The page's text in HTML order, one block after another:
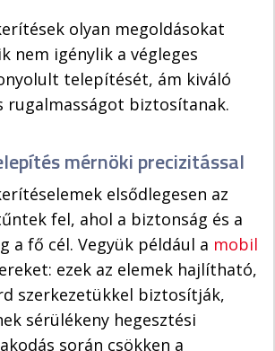
olyan megoldásokat
nem igénylik a végleges
telepítését, ám kiváló
rugalmasságot biztosítanak.
mérnöki precizitással
elsődlegesen az
fel, ahol a biztonság és a
a fő cél. Vegyük például a mobil
ezek az elemek hajlítható,
szerkezetükkel biztosítják,
sérülékeny hegesztési
során csökken a